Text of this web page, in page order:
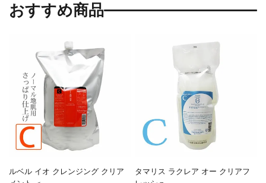
おすすめ商品
ルベル イオ クレンジング クリア
タマリス ラクレア オー クリアフ